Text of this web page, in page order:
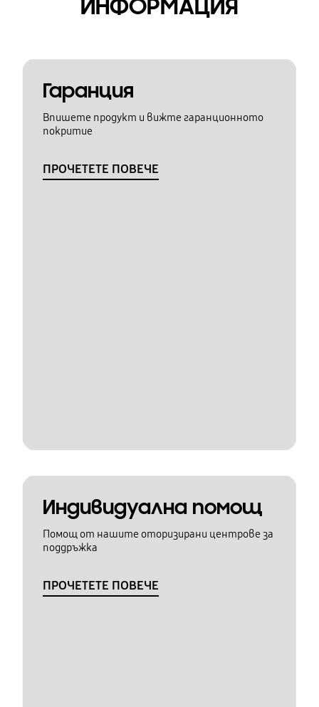
ИНФОРМАЦИЯ
Гаранция
Впишете продукт и вижте гаранционното
покритие
ПРОЧЕТЕТЕ ПОВЕЧЕ
Индивидуална помощ
Помощ от нашите оторизирани центрове за
поддръжка
ПРОЧЕТЕТЕ ПОВЕЧЕ